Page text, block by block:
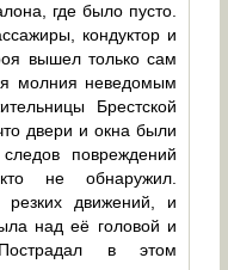
где было пусто.
кондуктор и
вышел только сам
молния неведомым
Брестской
двери и окна были
повреждений
не обнаружил.
движений, и
над её головой и
в этом